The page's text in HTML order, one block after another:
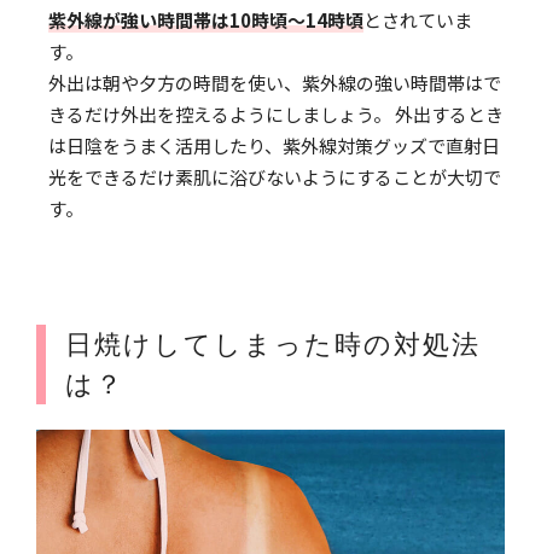
紫外線が強い時間帯は10時頃〜14時頃とされていま
す。
外出は朝や夕方の時間を使い、紫外線の強い時間帯はで
きるだけ外出を控えるようにしましょう。 外出するとき
は日陰をうまく活用したり、紫外線対策グッズで直射日
光をできるだけ素肌に浴びないようにすることが大切で
す。
日焼けしてしまった時の対処法
は？